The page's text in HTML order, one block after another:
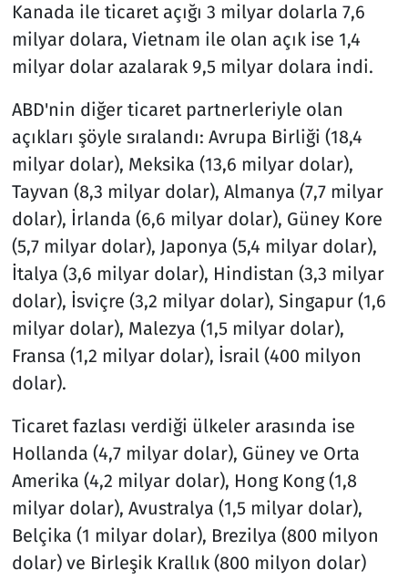
Kanada ile ticaret açığı 3 milyar dolarla 7,6
milyar dolara, Vietnam ile olan açık ise 1,4
milyar dolar azalarak 9,5 milyar dolara indi.
ABD'nin diğer ticaret partnerleriyle olan
açıkları şöyle sıralandı: Avrupa Birliği (18,4
milyar dolar), Meksika (13,6 milyar dolar),
Tayvan (8,3 milyar dolar), Almanya (7,7 milyar
dolar), İrlanda (6,6 milyar dolar), Güney Kore
(5,7 milyar dolar), Japonya (5,4 milyar dolar),
İtalya (3,6 milyar dolar), Hindistan (3,3 milyar
dolar), İsviçre (3,2 milyar dolar), Singapur (1,6
milyar dolar), Malezya (1,5 milyar dolar),
Fransa (1,2 milyar dolar), İsrail (400 milyon
dolar).
Ticaret fazlası verdiği ülkeler arasında ise
Hollanda (4,7 milyar dolar), Güney ve Orta
Amerika (4,2 milyar dolar), Hong Kong (1,8
milyar dolar), Avustralya (1,5 milyar dolar),
Belçika (1 milyar dolar), Brezilya (800 milyon
dolar) ve Birleşik Krallık (800 milyon dolar)